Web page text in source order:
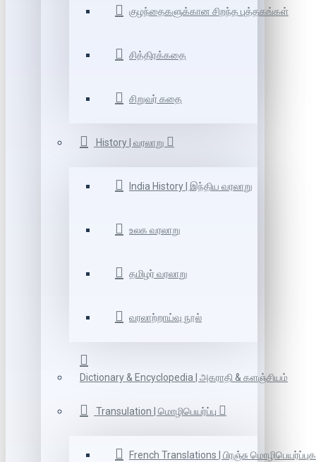
குழந்தைகளுக்கான சிறந்த புத்தகங்கள்
சித்திரக்கதை
சிறுவர் கதை
History | வரலாறு
India History | இந்திய வரலாறு
உலக வரலாறு
தமிழர் வரலாறு
வரலாற்றாய்வு நூல்
Dictionary & Encyclopedia | அகராதி & களஞ்சியம்
Transulation | மொழிபெயர்ப்பு
French Translations | பிரஞ்சு